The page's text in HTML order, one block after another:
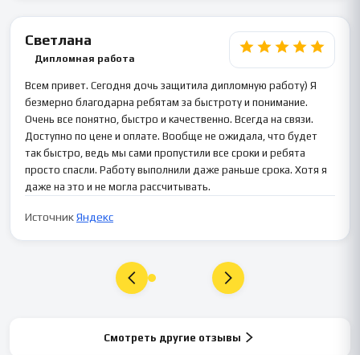
Светлана
Дипломная работа
Всем привет. Сегодня дочь защитила дипломную работу) Я
безмерно благодарна ребятам за быстроту и понимание.
Очень все понятно, быстро и качественно. Всегда на связи.
Доступно по цене и оплате. Вообще не ожидала, что будет
так быстро, ведь мы сами пропустили все сроки и ребята
просто спасли. Работу выполнили даже раньше срока. Хотя я
даже на это и не могла рассчитывать.
ИсточникЯндекс
Смотреть другие отзывы